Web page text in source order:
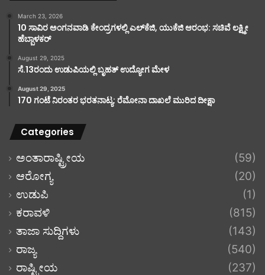
March 23, 2026
10 ಸಾವಿರ ಅಂಗನವಾಡಿ ಕೇಂದ್ರಗಳಲ್ಲಿ ಎಲ್‌ಕೆಜಿ, ಯುಕೆಜಿ ಆರಂಭ: ಸಚಿವೆ ಲಕ್ಷ್ಮೀ
ಹೆಬ್ಬಾಳಕರ್
August 29, 2025
ಸೆ.13ರಂದು ಉಡುಪಿಯಲ್ಲಿ ಬೃಹತ್ ಉದ್ಯೋಗ ಮೇಳ
August 29, 2025
170 ಗಂಟೆ ನಿರಂತರ ಭರತನಾಟ್ಯ: ರೆಮೋನಾ ದಾಖಲೆ ಮುರಿದ ದೀಕ್ಷಾ
Categories
ಅಂತಾರಾಷ್ಟ್ರೀಯ
(59)
ಆರೋಗ್ಯ
(20)
ಉಡುಪಿ
(1)
ಕರಾವಳಿ
(815)
ತಾಜಾ ಸುದ್ದಿಗಳು
(143)
ರಾಜ್ಯ
(540)
ರಾಷ್ಟ್ರೀಯ
(237)